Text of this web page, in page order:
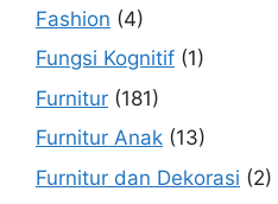
Fashion (4)
Fungsi Kognitif (1)
Furnitur (181)
Furnitur Anak (13)
Furnitur dan Dekorasi (2)